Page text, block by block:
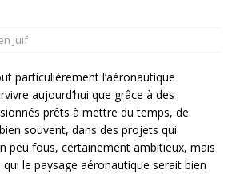
Juif
particulièrement l’aéronautique
aujourd’hui que grâce à des
prêts à mettre du temps, de
bien souvent, dans des projets qui
peu fous, certainement ambitieux, mais
le paysage aéronautique serait bien